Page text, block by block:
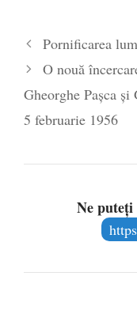
Pornificarea
O nouă
Gheorghe Pașca
5 februarie 1956
Ne